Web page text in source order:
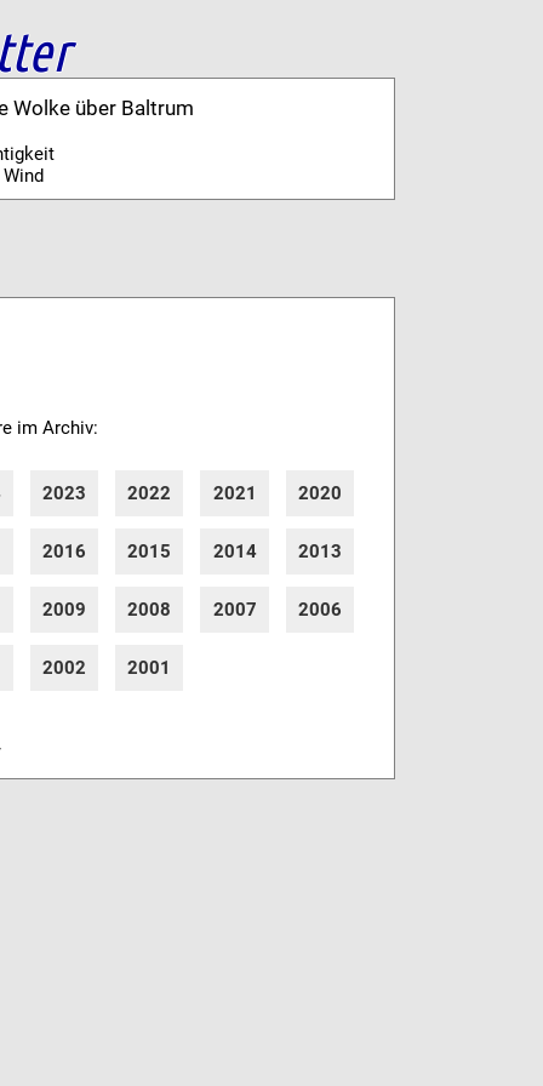
Wolke über Baltrum
im Archiv:
2023 2022 2021 2020
2016 2015 2014 2013
2009 2008 2007 2006
2002 2001